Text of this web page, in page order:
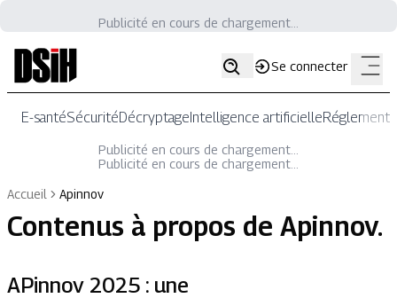
Publicité en cours de chargement...
Se connecter
E-santéSécuritéDécryptageIntelligence artificielle
Publicité en cours de chargement...
Publicité en cours de chargement...
Accueil
Apinnov
Contenus à propos de Apinnov.
APinnov 2025 : une